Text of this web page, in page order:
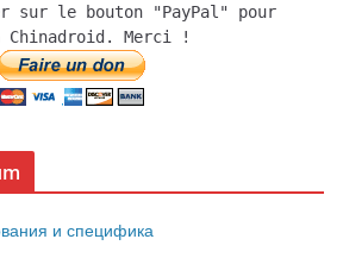
sur le bouton "PayPal" pour
Chinadroid. Merci !
и специфика